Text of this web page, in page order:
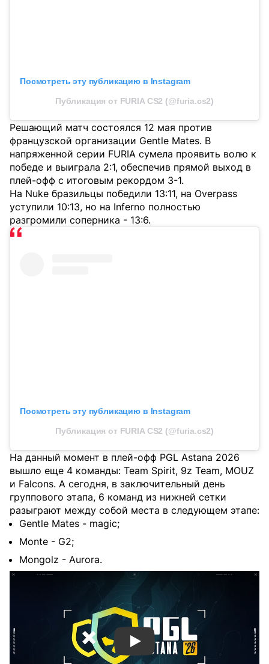
Посмотреть эту публикацию в Instagram
Публикация от FURIA CS2 (@furia.cs2)
Решающий матч состоялся 12 мая против
французской организации Gentle Mates. В
напряженной серии FURIA сумела проявить волю к
победе и выиграла 2:1, обеспечив прямой выход в
плей-офф с итоговым рекордом 3-1.
На Nuke бразильцы победили 13:11, на Overpass
уступили 10:13, но на Inferno полностью
разгромили соперника - 13:6.
Посмотреть эту публикацию в Instagram
Публикация от FURIA CS2 (@furia.cs2)
На данный момент в плей-офф PGL Astana 2026
вышло еще 4 команды: Team Spirit, 9z Team, MOUZ
и Falcons. А сегодня, в заключительный день
группового этапа, 6 команд из нижней сетки
разыграют между собой места в следующем этапе:
Gentle Mates - magic;
Monte - G2;
Mongolz - Aurora.
Смотреть видео YouTube